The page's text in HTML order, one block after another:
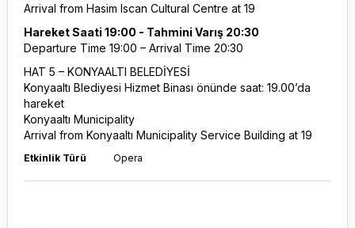
Arrival from Hasim Iscan Cultural Centre at 19
Hareket Saati 19:00 - Tahmini Varış 20:30
Departure Time 19:00 – Arrival Time 20:30
HAT 5 – KONYAALTI BELEDİYESİ
Konyaaltı Blediyesi Hizmet Binası önünde saat: 19.00’da
hareket
Konyaaltı Municipality
Arrival from Konyaaltı Municipality Service Building at 19
Etkinlik Türü Opera